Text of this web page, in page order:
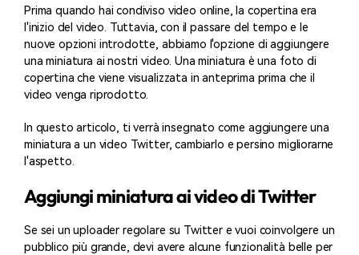
Prima quando hai condiviso video online, la copertina era
l'inizio del video. Tuttavia, con il passare del tempo e le
nuove opzioni introdotte, abbiamo l'opzione di aggiungere
una miniatura ai nostri video. Una miniatura è una foto di
copertina che viene visualizzata in anteprima prima che il
video venga riprodotto.
In questo articolo, ti verrà insegnato come aggiungere una
miniatura a un video Twitter, cambiarlo e persino migliorarne
l'aspetto.
Aggiungi miniatura ai video di Twitter
Se sei un uploader regolare su Twitter e vuoi coinvolgere un
pubblico più grande, devi avere alcune funzionalità belle per